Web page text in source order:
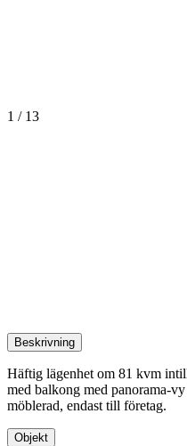
1 / 13
Beskrivning
Häftig lägenhet om 81 kvm
med balkong med panorama-
möblerad, endast till företag.
Objekt